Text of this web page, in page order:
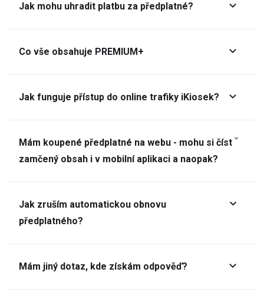
Jak mohu uhradit platbu za předplatné?
Co vše obsahuje PREMIUM+
Jak funguje přístup do online trafiky iKiosek?
Mám koupené předplatné na webu - mohu si číst
zamčený obsah i v mobilní aplikaci a naopak?
Jak zruším automatickou obnovu
předplatného?
Mám jiný dotaz, kde získám odpověď?